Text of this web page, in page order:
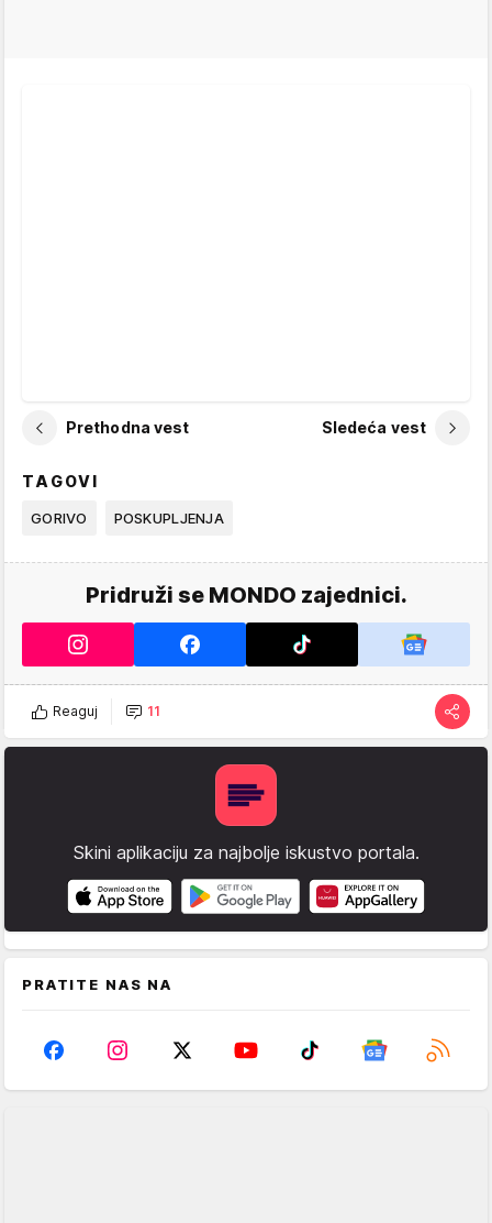
Prethodna vest Sledeća vest
TAGOVI
GORIVO POSKUPLJENJA
Pridruži se MONDO zajednici.
Reaguj 11
Skini aplikaciju za najbolje iskustvo portala.
PRATITE NAS NA